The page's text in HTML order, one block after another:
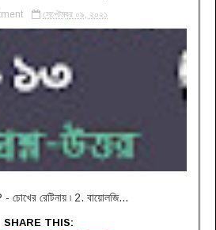
সেপ্টেম্বর ০৯, ২০২১
চোখের রেটিনায় ৷ 2. বায়োলজি...
SHARE THIS: